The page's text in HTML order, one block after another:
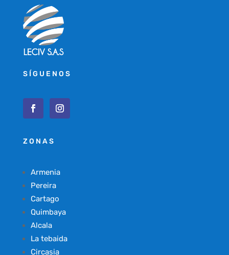
SÍGUENOS
ZONAS
Armenia
Pereira
Cartago
Quimbaya
Alcala
La tebaida
Circasia